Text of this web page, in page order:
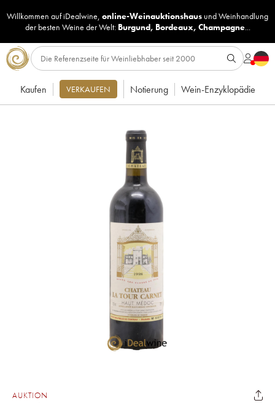
Willkommen auf iDealwine, online-Weinauktionshaus undWeinhandlung
der besten Weine der Welt: Burgund, Bordeaux, Champagne...
Kaufen VERKAUFEN Notierung Wein-Enzyklopädie
AUKTION